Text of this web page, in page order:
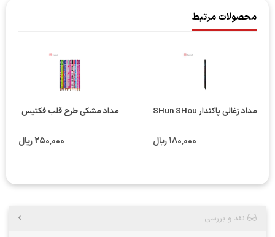
محصولات مرتبط
مداد زغالی پاکندار SHun SHou
180٬000 ریال
مداد مشکی طرح قلب فکتیس
250٬000 ریال
نقد و بررسی